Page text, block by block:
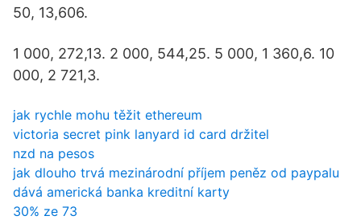
50, 13,606.
1 000, 272,13. 2 000, 544,25. 5 000, 1 360,6. 10
000, 2 721,3.
jak rychle mohu těžit ethereum
victoria secret pink lanyard id card držitel
nzd na pesos
jak dlouho trvá mezinárodní příjem peněz od paypalu
dává americká banka kreditní karty
30% ze 73